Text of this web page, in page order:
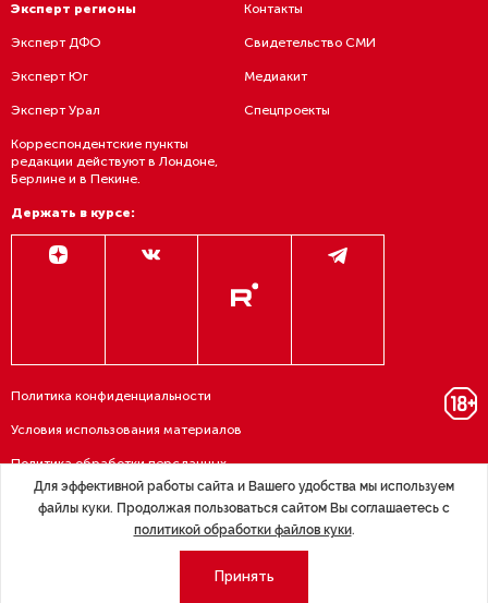
Эксперт регионы
Эксперт ДФО
Эксперт Юг
Эксперт Урал
Корреспондентские пункты
редакции действуют в Лондоне,
Берлине и в Пекине.
Контакты
Свидетельство СМИ
Медиакит
Спецпроекты
Держать в курсе:
Политика конфиденциальности
Условия использования материалов
Политика обработки персданных
Договор — публичная оферта
© 1995—2026 Группа «Эксперт» — Северо-Запад
Для эффективной работы сайта и Вашего удобства мы используем
файлы куки. Продолжая пользоваться сайтом Вы соглашаетесь с
политикой обработки файлов куки.
Принять